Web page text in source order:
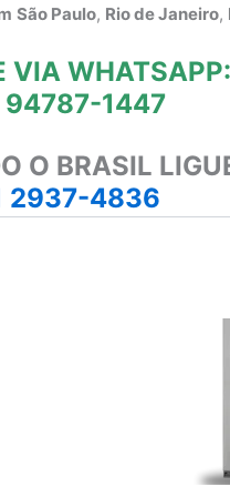
São Paulo, Rio de Janeiro,
VIA WHATSAPP:
94787-1447
O BRASIL
2937-4836